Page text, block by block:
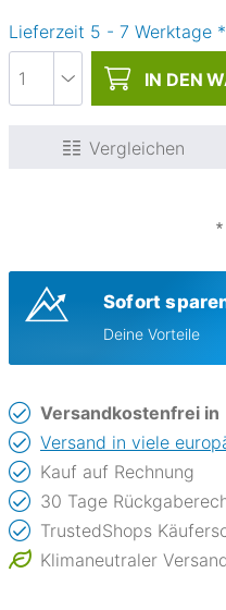
Lieferzeit 5 - 7 Werktage *
IN DEN
Vergleichen
∗
Sofort
Deine Vorteile
Versandkostenfrei in
Versand in viele
Kauf auf Rechnung
30 Tage
TrustedShops
Klimaneutraler